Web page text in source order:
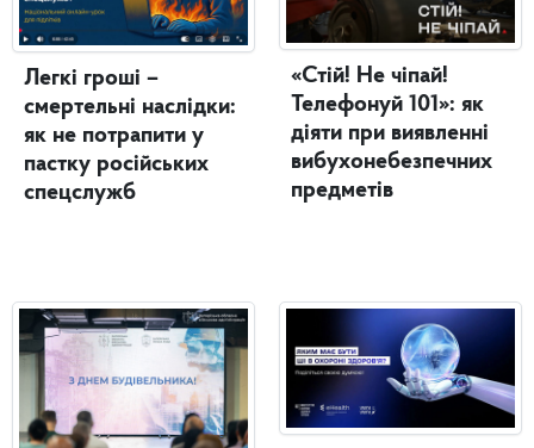
Легкі гроші –
смертельні наслідки:
як не потрапити у
пастку російських
спецслужб
«Стій! Не чіпай!
Телефонуй 101»: як
діяти при виявленні
вибухонебезпечних
предметів